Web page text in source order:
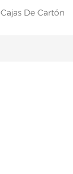
De Cartón